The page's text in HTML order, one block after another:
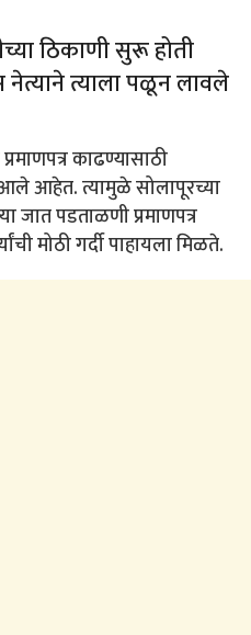
ठिकाणी सुरू होती
नेत्याने त्याला पळून लावले
काढण्यासाठी
आले आहेत. त्यामुळे सोलापूरच्या
जात पडताळणी प्रमाणपत्र
मोठी गर्दी पाहायला मिळते.